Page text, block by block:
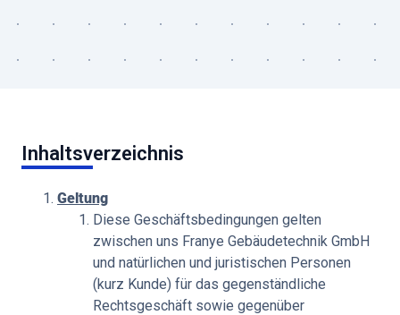
Inhaltsverzeichnis
Geltung
Diese Geschäftsbedingungen gelten
zwischen uns Franye Gebäudetechnik GmbH
und natürlichen und juristischen Personen
(kurz Kunde) für das gegenständliche
Rechtsgeschäft sowie gegenüber